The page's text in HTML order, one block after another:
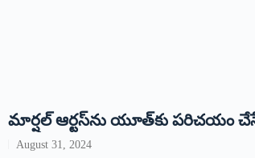
మార్షల్‌ ఆర్టస్‌ను యూత్‌కు పరిచయం చేసే
August 31, 2024